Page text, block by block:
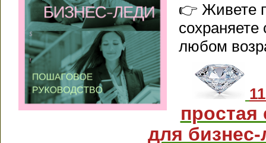
👉 Живете
любом
простая
для